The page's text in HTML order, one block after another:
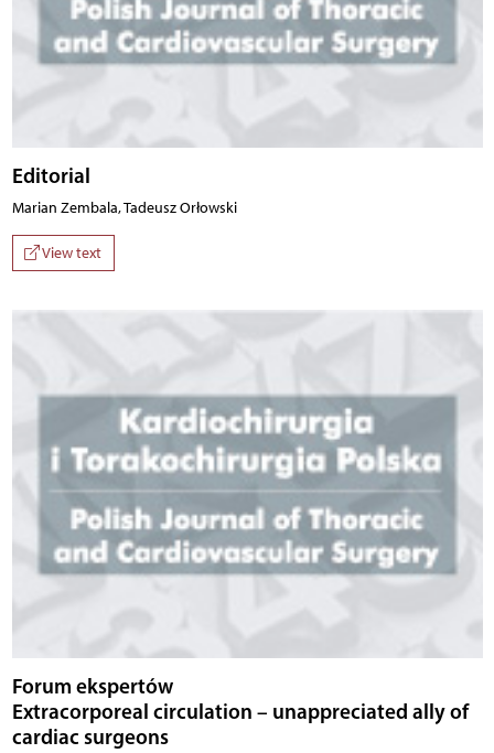
Editorial
Marian Zembala, Tadeusz Orłowski
View text
Forum ekspertów
Extracorporeal circulation – unappreciated ally of
cardiac surgeons